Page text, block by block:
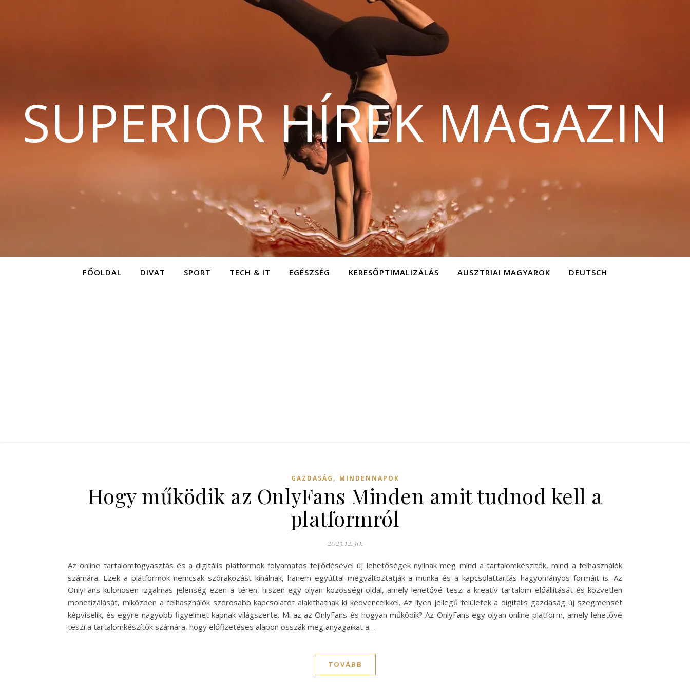
SUPERIOR HÍREK MAGAZIN
FŐOLDAL DIVAT SPORT TECH & IT EGÉSZSÉG KERESŐPTIMALIZÁLÁS AUSZTRIAI MAGYAROK DEUTSCH
GAZDASÁG , MINDENNAPOK
Hogy működik az OnlyFans Minden amit tudnod kell a
platformról
2025.12.30.
Az online tartalomfogyasztás és a digitális platformok folyamatos fejlődésével új lehetőségek nyílnak meg mind a tartalomkészítők, mind a felhasználók
számára. Ezek a platformok nemcsak szórakozást kínálnak, hanem egyúttal megváltoztatják a munka és a kapcsolattartás hagyományos formáit is. Az
OnlyFans különösen izgalmas jelenség ezen a téren, hiszen egy olyan közösségi oldal, amely lehetővé teszi a kreatív tartalom előállítását és közvetlen
monetizálását, miközben a felhasználók szorosabb kapcsolatot alakíthatnak ki kedvenceikkel. Az ilyen jellegű felületek a digitális gazdaság új szegmensét
képviselik, és egyre nagyobb figyelmet kapnak világszerte. Mi az az OnlyFans és hogyan működik? Az OnlyFans egy olyan online platform, amely lehetővé
teszi a tartalomkészítők számára, hogy előfizetéses alapon osszák meg anyagaikat a…
TOVÁBB